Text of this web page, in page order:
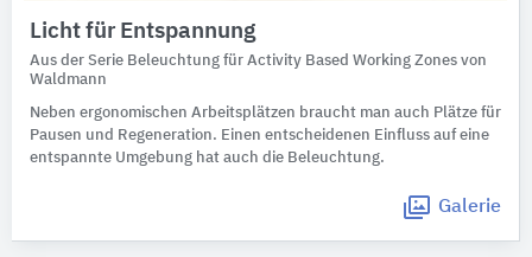
Licht für Entspannung
Aus der Serie Beleuchtung für Activity Based Working Zones von
Waldmann
Neben ergonomischen Arbeitsplätzen braucht man auch Plätze für
Pausen und Regeneration. Einen entscheidenen Einfluss auf eine
entspannte Umgebung hat auch die Beleuchtung.
Galerie